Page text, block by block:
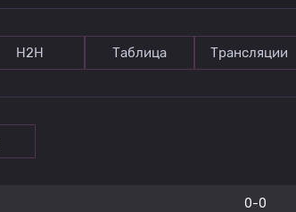
Н2Н Таблица Трансляции
0-0